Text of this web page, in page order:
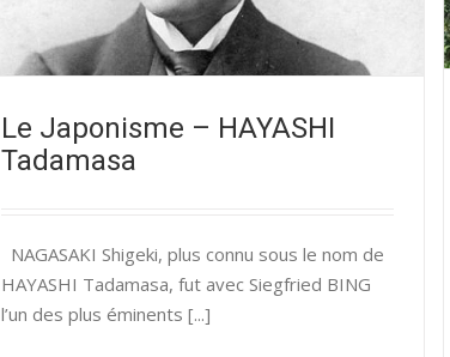
Le Japonisme – HAYASHI
Tadamasa
NAGASAKI Shigeki, plus connu sous le nom de
HAYASHI Tadamasa, fut avec Siegfried BING
l’un des plus éminents [...]
Non classé Relations franco-japonaises